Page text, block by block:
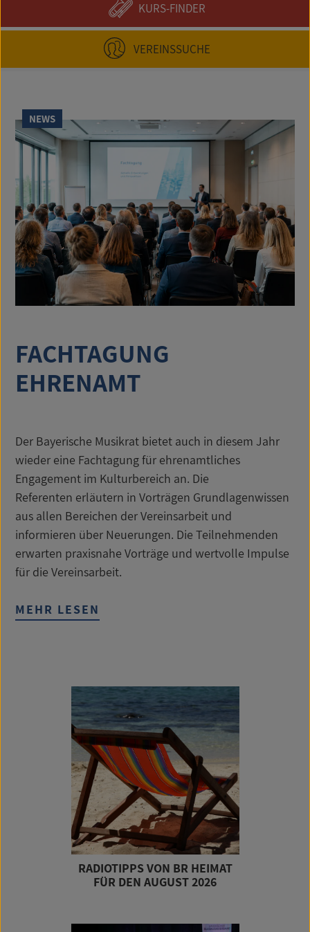
KURS-FINDER
VEREINSSUCHE
NEWS
FACHTAGUNG
EHRENAMT
Der Bayerische Musikrat bietet auch in diesem Jahr
wieder eine Fachtagung für ehrenamtliches
Engagement im Kulturbereich an. Die
Referenten erläutern in Vorträgen Grundlagenwissen
aus allen Bereichen der Vereinsarbeit und
informieren über Neuerungen. Die Teilnehmenden
erwarten praxisnahe Vorträge und wertvolle Impulse
für die Vereinsarbeit.
MEHR LESEN
RADIOTIPPS VON BR HEIMAT
FÜR DEN AUGUST 2026